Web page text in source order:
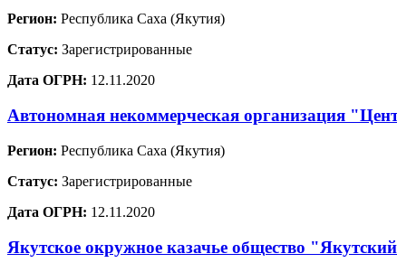
Регион: Республика Саха (Якутия)
Статус: Зарегистрированные
Дата ОГРН: 12.11.2020
Автономная некоммерческая организация
Регион: Республика Саха (Якутия)
Статус: Зарегистрированные
Дата ОГРН: 12.11.2020
Якутское окружное казачье общество